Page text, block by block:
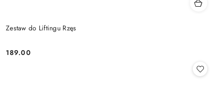
Zestaw do Liftingu Rzęs
Cena:
189.00